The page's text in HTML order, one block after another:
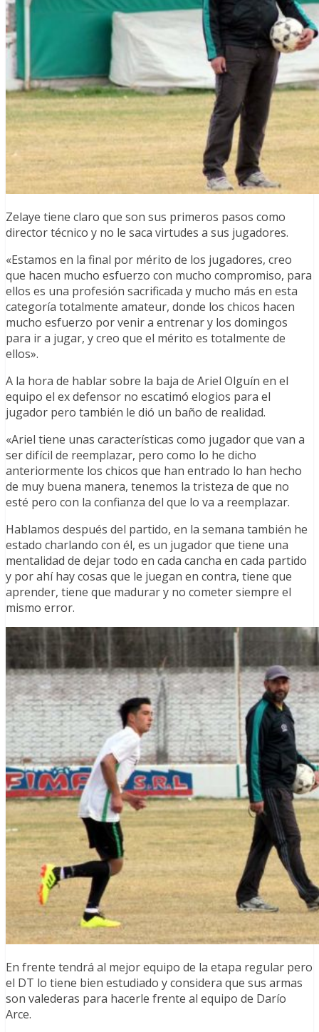
Zelaye tiene claro que son sus primeros pasos como
director técnico y no le saca virtudes a sus jugadores.
«Estamos en la final por mérito de los jugadores, creo
que hacen mucho esfuerzo con mucho compromiso, para
ellos es una profesión sacrificada y mucho más en esta
categoría totalmente amateur, donde los chicos hacen
mucho esfuerzo por venir a entrenar y los domingos
para ir a jugar, y creo que el mérito es totalmente de
ellos».
A la hora de hablar sobre la baja de Ariel Olguín en el
equipo el ex defensor no escatimó elogios para el
jugador pero también le dió un baño de realidad.
«Ariel tiene unas características como jugador que van a
ser difícil de reemplazar, pero como lo he dicho
anteriormente los chicos que han entrado lo han hecho
de muy buena manera, tenemos la tristeza de que no
esté pero con la confianza del que lo va a reemplazar.
Hablamos después del partido, en la semana también he
estado charlando con él, es un jugador que tiene una
mentalidad de dejar todo en cada cancha en cada partido
y por ahí hay cosas que le juegan en contra, tiene que
aprender, tiene que madurar y no cometer siempre el
mismo error.
En frente tendrá al mejor equipo de la etapa regular pero
el DT lo tiene bien estudiado y considera que sus armas
son valederas para hacerle frente al equipo de Darío
Arce.